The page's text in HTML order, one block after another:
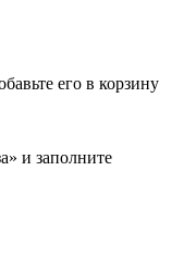
его в корзину
и заполните